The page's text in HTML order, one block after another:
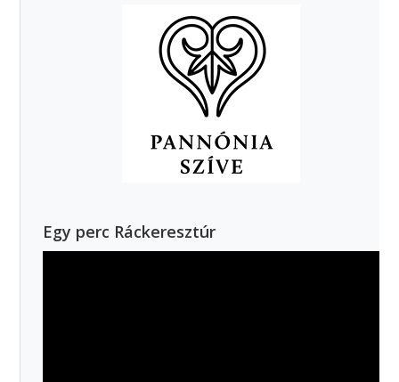
Egy perc Ráckeresztúr